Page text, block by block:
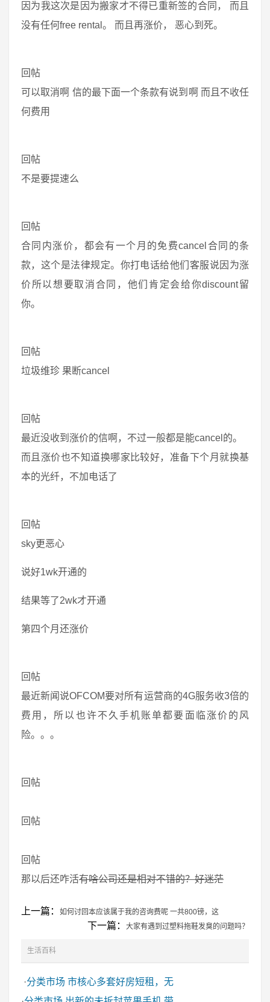
因为我这次是因为搬家才不得已重新签的合同， 而且
没有任何free rental。 而且再涨价， 恶心到死。
回帖
可以取消啊 信的最下面一个条款有说到啊 而且不收任
何费用
回帖
不是要提速么
回帖
合同内涨价，都会有一个月的免费cancel合同的条
款，这个是法律规定。你打电话给他们客服说因为涨
价所以想要取消合同，他们肯定会给你discount留
你。
回帖
垃圾维珍 果断cancel
回帖
最近没收到涨价的信啊，不过一般都是能cancel的。
而且涨价也不知道换哪家比较好，准备下个月就换基
本的光纤，不加电话了
回帖
sky更恶心
说好1wk开通的
结果等了2wk才开通
第四个月还涨价
回帖
最近新闻说OFCOM要对所有运营商的4G服务收3倍的
费用，所以也许不久手机账单都要面临涨价的风
险。。。
回帖
回帖
回帖
那以后还咋活有啥公司还是相对不错的？好迷茫
上一篇： 如何讨回本应该属于我的咨询费呢 一共800镑，这
下一篇： 大家有遇到过塑料拖鞋发臭的问题吗？
生活百科
·分类市场 市核心多套好房短租，无